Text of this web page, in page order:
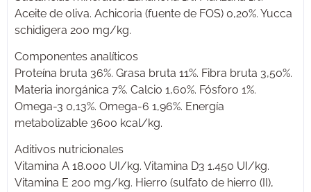
Aceite de oliva. Achicoria (fuente de FOS) 0,20%. Yucca
schidigera 200 mg/kg.
Componentes analíticos
Proteína bruta 36%. Grasa bruta 11%. Fibra bruta 3,50%.
Materia inorgánica 7%. Calcio 1,60%. Fósforo 1%.
Omega-3 0,13%. Omega-6 1,96%. Energía
metabolizable 3600 kcal/kg.
Aditivos nutricionales
Vitamina A 18.000 UI/kg. Vitamina D3 1.450 UI/kg.
Vitamina E 200 mg/kg. Hierro (sulfato de hierro (II),